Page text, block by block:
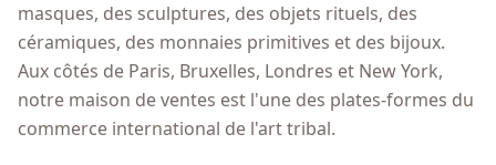
masques, des sculptures, des objets rituels, des
céramiques, des monnaies primitives et des bijoux.
Aux côtés de Paris, Bruxelles, Londres et New York,
notre maison de ventes est l'une des plates-formes du
commerce international de l'art tribal.